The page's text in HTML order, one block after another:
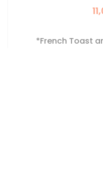
*French Toast